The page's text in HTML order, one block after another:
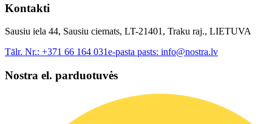
Kontakti
Sausiu iela 44, Sausiu ciemats, LT-21401, Traku raj., LIETUVA
Tālr. Nr.: +371 66 164 031e-pasta pasts: info@nostra.lv
Nostra el. parduotuvės